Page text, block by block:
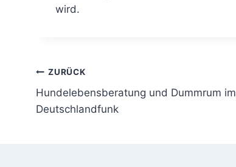
wird.
Beitragsnavigation
ZURÜCK
Hundelebensberatung und Dummrum im
Deutschlandfunk